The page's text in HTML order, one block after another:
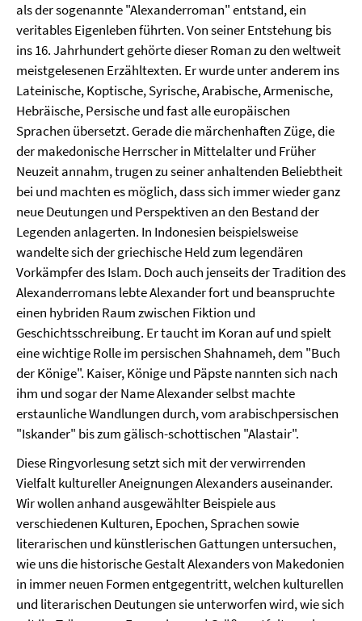
als der sogenannte "Alexanderroman" entstand, ein
veritables Eigenleben führten. Von seiner Entstehung bis
ins 16. Jahrhundert gehörte dieser Roman zu den weltweit
meistgelesenen Erzähltexten. Er wurde unter anderem ins
Lateinische, Koptische, Syrische, Arabische, Armenische,
Hebräische, Persische und fast alle europäischen
Sprachen übersetzt. Gerade die märchenhaften Züge, die
der makedonische Herrscher in Mittelalter und Früher
Neuzeit annahm, trugen zu seiner anhaltenden Beliebtheit
bei und machten es möglich, dass sich immer wieder ganz
neue Deutungen und Perspektiven an den Bestand der
Legenden anlagerten. In Indonesien beispielsweise
wandelte sich der griechische Held zum legendären
Vorkämpfer des Islam. Doch auch jenseits der Tradition des
Alexanderromans lebte Alexander fort und beanspruchte
einen hybriden Raum zwischen Fiktion und
Geschichtsschreibung. Er taucht im Koran auf und spielt
eine wichtige Rolle im persischen Shahnameh, dem "Buch
der Könige". Kaiser, Könige und Päpste nannten sich nach
ihm und sogar der Name Alexander selbst machte
erstaunliche Wandlungen durch, vom arabischpersischen
"Iskander" bis zum gälisch-schottischen "Alastair".
Diese Ringvorlesung setzt sich mit der verwirrenden
Vielfalt kultureller Aneignungen Alexanders auseinander.
Wir wollen anhand ausgewählter Beispiele aus
verschiedenen Kulturen, Epochen, Sprachen sowie
literarischen und künstlerischen Gattungen untersuchen,
wie uns die historische Gestalt Alexanders von Makedonien
in immer neuen Formen entgegentritt, welchen kulturellen
und literarischen Deutungen sie unterworfen wird, wie sich